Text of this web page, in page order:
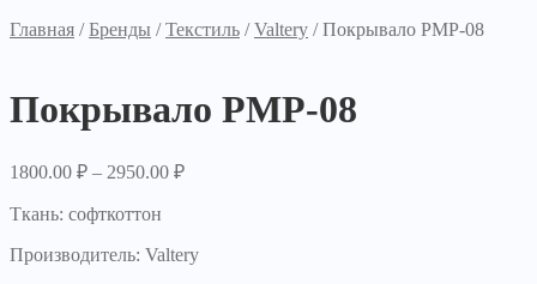
Главная /Бренды /Текстиль /Valtery /Покрывало PМР-08
Покрывало PМР-08
1800.00 ₽ – 2950.00 ₽
Ткань: софткоттон
Производитель: Valtery